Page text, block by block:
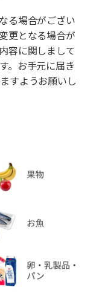
る場合がござい
更となる場合が
容に関しまして
。お手元に届き
すようお願いし